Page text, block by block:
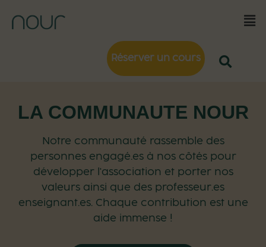
Réserver un cours
LA COMMUNAUTE NOUR
Notre communauté rassemble des
personnes engagé.es à nos côtés pour
développer l'association et porter nos
valeurs ainsi que des professeur.es
enseignant.es. Chaque contribution est une
aide immense !